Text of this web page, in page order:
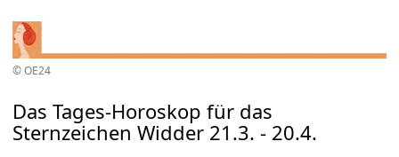
© OE24
Das Tages-Horoskop für das
Sternzeichen Widder 21.3. - 20.4.